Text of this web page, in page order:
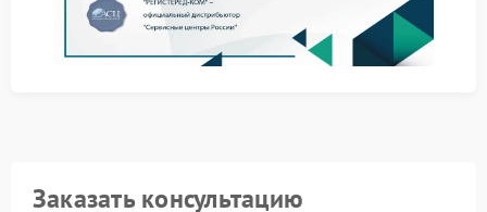
порты, используемые для связи;
попробуйте подключить устройство к другому порту
или использовать запасной кабель.
восстановить передачу данных, обратитесь в
сервисный центр Powercom. Специалисты проведут
Заказать консультацию